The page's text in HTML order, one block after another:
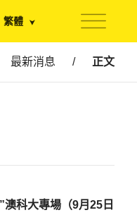
繁體
最新消息 / 正文
澳科大專場（9月25日